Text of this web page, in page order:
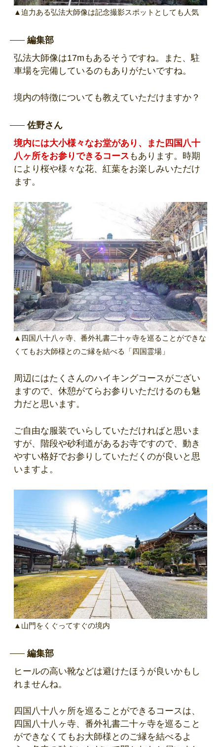
▲迫力ある弘法大師像は記念撮影スポットとしても人気
編集部
弘法大師像は17mもあるそうですね。また、駐
車場を完備しているのもありがたいですね。
境内の特徴についても教えていただけますか？
佐野さん
境内には大小様々なお堂があり、また四国八十
八ヶ所をお参りできるコース もあります。時期
により桜や様々な花、紅葉をお楽しみいただけ
ます。
▲四国八十八ヶ寺、番外礼書二十ヶ寺を巡ることができな
くてもお大師様とのご縁を結べる「四国霊場」
周辺にはたくさんのハイキングコースがござい
ますので、休憩がてらお参りいただけるのも魅
力だと思います。
ご自由な服装でいらしていただければと思いま
すが、階段や砂利道があるお寺ですので、動き
やすい格好でお参りしていただくのが良いと思
いますよ。
▲山門をくぐってすぐの境内
編集部
ヒールの高い靴などは避けたほうが良いかもし
れませんね。
四国八十八ヶ所を巡ることができるコースは、
四国八十八ヶ寺、番外礼書二十ヶ寺を巡ること
ができなくてもお大師様とのご縁を結べるよ